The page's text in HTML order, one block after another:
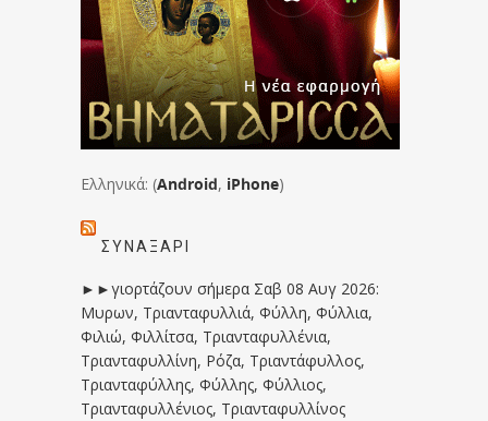
Ελληνικά: (Android, iPhone)
ΣΥΝΑΞΆΡΙ
►►γιορτάζουν σήμερα Σαβ 08 Αυγ 2026:
Μυρων, Τριανταφυλλιά, Φύλλη, Φύλλια,
Φιλιώ, Φιλλίτσα, Τριανταφυλλένια,
Τριανταφυλλίνη, Ρόζα, Τριαντάφυλλος,
Τριανταφύλλης, Φύλλης, Φύλλιος,
Τριανταφυλλένιος, Τριανταφυλλίνος